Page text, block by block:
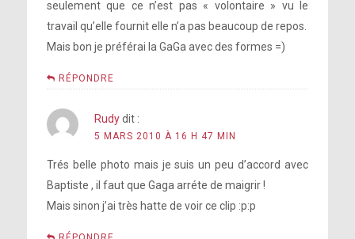
seulement que ce n’est pas « volontaire » vu le
travail qu’elle fournit elle n’a pas beaucoup de repos.
Mais bon je préférai la GaGa avec des formes =)
RÉPONDRE
Rudy dit :
5 MARS 2010 À 16 H 47 MIN
Trés belle photo mais je suis un peu d’accord avec
Baptiste , il faut que Gaga arréte de maigrir !
Mais sinon j’ai très hatte de voir ce clip :p:p